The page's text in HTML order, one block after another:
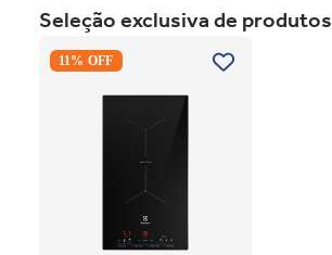
Seleção exclusiva de produtos
Cooktop de Indução
Electrolux IE3LP Powerboost
11% OFF